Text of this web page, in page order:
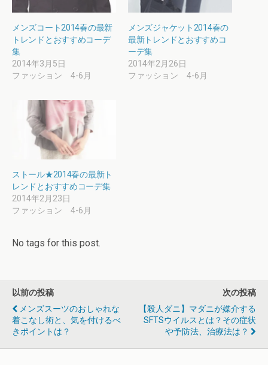
メンズコート2014春の最新
トレンドとおすすめコーデ
集
2014年3月5日
ファッション 4-6月
メンズジャケット2014春の
最新トレンドとおすすめコ
ーデ集
2014年2月26日
ファッション 4-6月
ストール★2014春の最新ト
レンドとおすすめコーデ集
2014年2月23日
ファッション 4-6月
No tags for this post.
以前の投稿
メンズスーツのおしゃれな
着こなし術と、気を付けるべ
きポイントは？
次の投稿
【殺人ダニ】マダニが媒介する
SFTSウイルスとは？その症状
や予防法、治療法は？